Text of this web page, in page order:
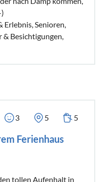
Erlebnis, Senioren,
Besichtigungen,
3 5 5
Ferienhaus
tollen Aufenhalt in